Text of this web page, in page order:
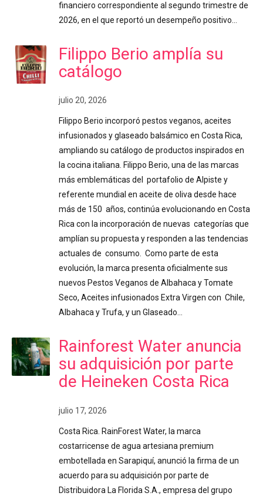
financiero correspondiente al segundo trimestre de
2026, en el que reportó un desempeño positivo…
Filippo Berio amplía su
catálogo
julio 20, 2026
Filippo Berio incorporó pestos veganos, aceites
infusionados y glaseado balsámico en Costa Rica,
ampliando su catálogo de productos inspirados en
la cocina italiana. Filippo Berio, una de las marcas
más emblemáticas del portafolio de Alpiste y
referente mundial en aceite de oliva desde hace
más de 150 años, continúa evolucionando en Costa
Rica con la incorporación de nuevas categorías que
amplían su propuesta y responden a las tendencias
actuales de consumo. Como parte de esta
evolución, la marca presenta oficialmente sus
nuevos Pestos Veganos de Albahaca y Tomate
Seco, Aceites infusionados Extra Virgen con Chile,
Albahaca y Trufa, y un Glaseado…
Rainforest Water anuncia
su adquisición por parte
de Heineken Costa Rica
julio 17, 2026
Costa Rica. RainForest Water, la marca
costarricense de agua artesiana premium
embotellada en Sarapiquí, anunció la firma de un
acuerdo para su adquisición por parte de
Distribuidora La Florida S.A., empresa del grupo